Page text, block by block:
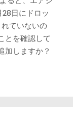
日にドロッ
ていないの
とを確認して
加しますか？